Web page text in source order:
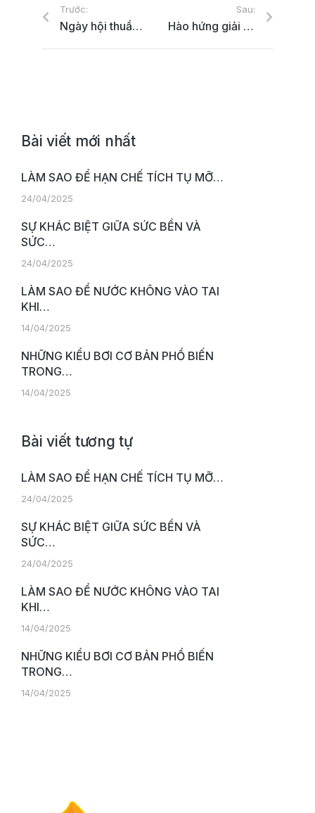
Bài viết mới nhất
LÀM SAO ĐỂ HẠN CHẾ TÍCH TỤ MỠ…
24/04/2025
SỰ KHÁC BIỆT GIỮA SỨC BỀN VÀ
SỨC…
24/04/2025
LÀM SAO ĐỂ NƯỚC KHÔNG VÀO TAI
KHI…
14/04/2025
NHỮNG KIỂU BƠI CƠ BẢN PHỔ BIẾN
TRONG…
14/04/2025
Bài viết tương tự
LÀM SAO ĐỂ HẠN CHẾ TÍCH TỤ MỠ…
24/04/2025
SỰ KHÁC BIỆT GIỮA SỨC BỀN VÀ
SỨC…
24/04/2025
LÀM SAO ĐỂ NƯỚC KHÔNG VÀO TAI
KHI…
14/04/2025
NHỮNG KIỂU BƠI CƠ BẢN PHỔ BIẾN
TRONG…
14/04/2025
Trước:
Ngày hội thuần chay Saigon Vegfest thu hút hàng nghìn người tham dự
Sau:
Hào hứng giải HCMC Marathon chào năm mới 2020